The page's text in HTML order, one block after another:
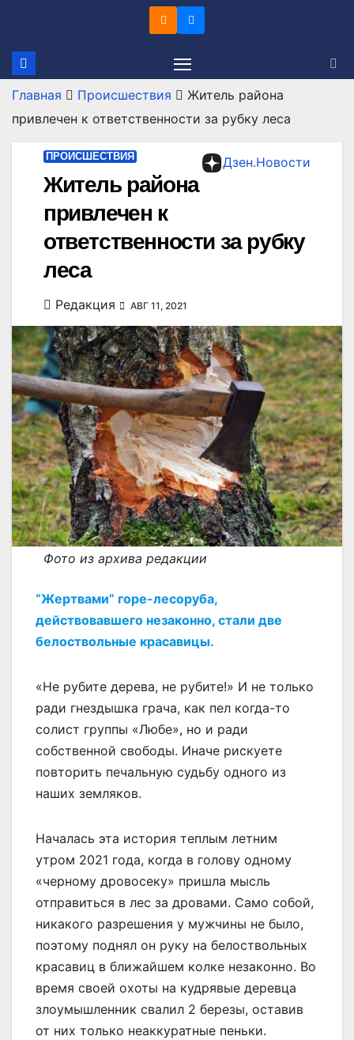
содержимому
Главная Происшествия
Житель района
привлечен к ответственности за рубку леса
Дзен.Новости
ПРОИСШЕСТВИЯ
Житель района
привлечен к
ответственности за рубку
леса
Редакция АВГ 11, 2021
Фото из архива редакции
“Жертвами” горе-лесоруба,
действовавшего незаконно, стали две
белоствольные красавицы.
«Не рубите дерева, не рубите!» И не только
ради гнездышка грача, как пел когда-то
солист группы «Любе», но и ради
собственной свободы. Иначе рискуете
повторить печальную судьбу одного из
наших земляков.
Началась эта история теплым летним
утром 2021 года, когда в голову одному
«черному дровосеку» пришла мысль
отправиться в лес за дровами. Само собой,
никакого разрешения у мужчины не было,
поэтому поднял он руку на белоствольных
красавиц в ближайшем колке незаконно. Во
время своей охоты на кудрявые деревца
злоумышленник свалил 2 березы, оставив
от них только неаккуратные пеньки.